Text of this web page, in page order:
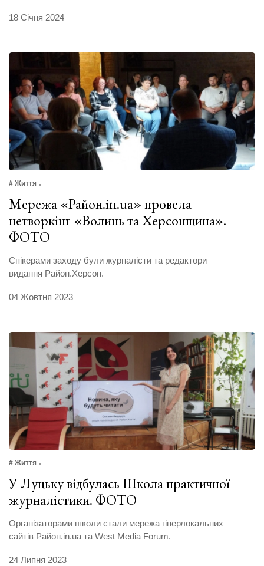
18 Січня 2024
# Життя
Мережа «Район.in.ua» провела
нетворкінг «Волинь та Херсонщина».
ФОТО
Спікерами заходу були журналісти та редактори
видання Район.Херсон.
04 Жовтня 2023
# Життя
У Луцьку відбулась Школа практичної
журналістики. ФОТО
Організаторами школи стали мережа гіперлокальних
сайтів Район.in.ua та West Media Forum.
24 Липня 2023